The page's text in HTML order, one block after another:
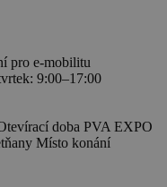
pro e-mobilitu
9:00–17:00
doba PVA EXPO
Místo konání